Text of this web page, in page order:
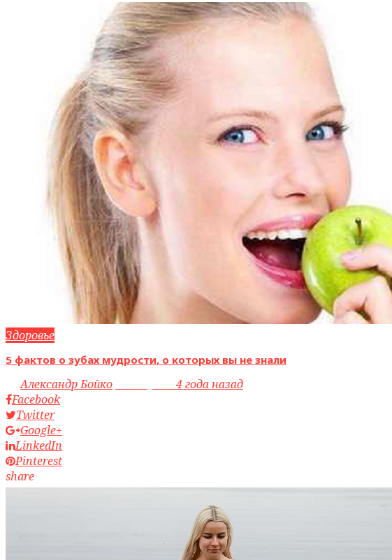
Здоровье
5 фактов о зубах мудрости, о которых вы не знали
byАлександр Бойко
4 года назад
Facebook
Twitter
Google+
LinkedIn
Pinterest
share